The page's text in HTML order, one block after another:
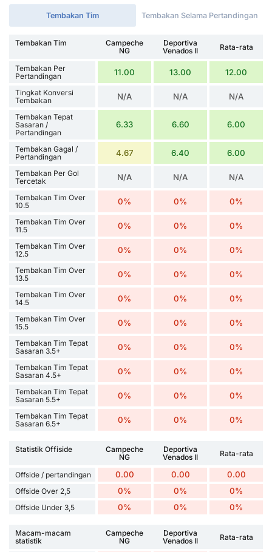
Tembakan Tim Tembakan Selama Pertandingan
Tembakan Tim
Campeche
NG
Deportiva
Venados II
Rata-rata
Tembakan Per
Pertandingan
11.00 13.00 12.00
Tingkat Konversi
Tembakan
N/A N/A N/A
Tembakan Tepat
Sasaran /
Pertandingan
6.33 6.60 6.00
Tembakan Gagal /
Pertandingan
4.67 6.40 6.00
Tembakan Per Gol
Tercetak
N/A N/A N/A
Tembakan Tim Over
10.5
0% 0% 0%
Tembakan Tim Over
11.5
0% 0% 0%
Tembakan Tim Over
12.5
0% 0% 0%
Tembakan Tim Over
13.5
0% 0% 0%
Tembakan Tim Over
14.5
0% 0% 0%
Tembakan Tim Over
15.5
0% 0% 0%
Tembakan Tim Tepat
Sasaran 3.5+
0% 0% 0%
Tembakan Tim Tepat
Sasaran 4.5+
0% 0% 0%
Tembakan Tim Tepat
Sasaran 5.5+
0% 0% 0%
Tembakan Tim Tepat
Sasaran 6.5+
0% 0% 0%
Statistik Offiside
Campeche
NG
Deportiva
Venados II
Rata-rata
Offside / pertandingan 0.00 0.00 0.00
Offside Over 2,5 0% 0% 0%
Offside Under 3,5 0% 0% 0%
Macam-macam
statistik
Campeche
NG
Deportiva
Venados II
Rata-rata